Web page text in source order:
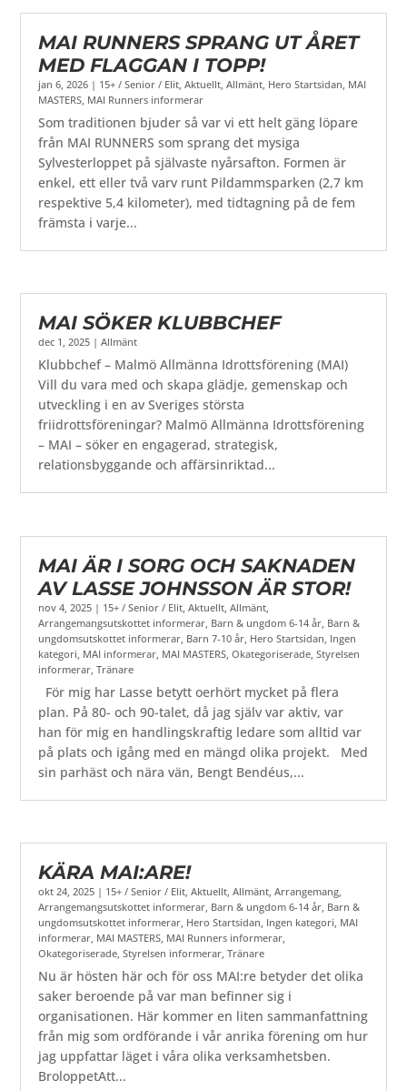
MAI RUNNERS SPRANG UT ÅRET
MED FLAGGAN I TOPP!
jan 6, 2026 | 15+ / Senior / Elit ,Aktuellt ,Allmänt Hero Startsidan MAI
MASTERS MAI Runners informerar
Som traditionen bjuder så var vi ett helt gäng löpare
från MAI RUNNERS som sprang det mysiga
Sylvesterloppet på självaste nyårsafton. Formen är
enkel, ett eller två varv runt Pildammsparken (2,7 km
respektive 5,4 kilometer), med tidtagning på de fem
främsta i varje...
MAI SÖKER KLUBBCHEF
dec 1, 2025 |Allmänt
Klubbchef – Malmö Allmänna Idrottsförening (MAI)
Vill du vara med och skapa glädje, gemenskap och
utveckling i en av Sveriges största
friidrottsföreningar? Malmö Allmänna Idrottsförening
– MAI – söker en engagerad, strategisk,
relationsbyggande och affärsinriktad...
MAI ÄR I SORG OCH SAKNADEN
AV LASSE JOHNSSON ÄR STOR!
nov 4, 2025 | 15+ / Senior / Elit ,Aktuellt ,Allmänt
Arrangemangsutskottet informerar Barn & ungdom 6-14 år Barn &
ungdomsutskottet informerar Barn 7-10 år Hero Startsidan Ingen
kategori MAI informerar MAI MASTERS ,Okategoriserade ,Styrelsen
informerar ,Tränare
För mig har Lasse betytt oerhört mycket på flera
plan. På 80- och 90-talet, då jag själv var aktiv, var
han för mig en handlingskraftig ledare som alltid var
på plats och igång med en mängd olika projekt. Med
sin parhäst och nära vän, Bengt Bendéus,...
KÄRA MAI:ARE!
okt 24, 2025 | 15+ / Senior / Elit ,Aktuellt ,Allmänt ,Arrangemang
Arrangemangsutskottet informerar Barn & ungdom 6-14 år Barn &
ungdomsutskottet informerar Hero Startsidan Ingen kategori MAI
informerar MAI MASTERS MAI Runners informerar
Okategoriserade ,Styrelsen informerar ,Tränare
Nu är hösten här och för oss MAI:re betyder det olika
saker beroende på var man befinner sig i
organisationen. Här kommer en liten sammanfattning
från mig som ordförande i vår anrika förening om hur
jag uppfattar läget i våra olika verksamhetsben.
BroloppetAtt...